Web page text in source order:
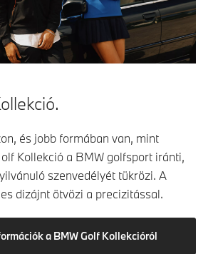
és jobb formában van, mint
Kollekció a BMW golfsport iránti,
szenvedélyét tükrözi. A
dizájnt ötvözi a precizitással.
a BMW Golf Kollekcióról